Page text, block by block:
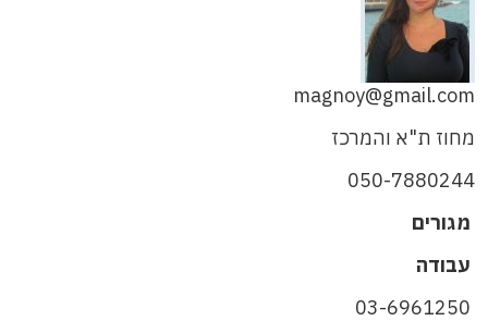
magnoy@gmail.com
מחוז ת"א והמרכז
050-7880244
מגורים
עבודה
03-6961250